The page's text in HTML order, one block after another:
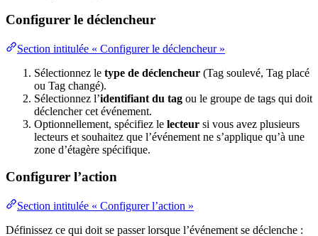
Configurer le déclencheur
Section intitulée « Configurer le déclencheur »
Sélectionnez le type de déclencheur (Tag soulevé, Tag placé
ou Tag changé).
Sélectionnez l’identifiant du tag ou le groupe de tags qui doit
déclencher cet événement.
Optionnellement, spécifiez le lecteur si vous avez plusieurs
lecteurs et souhaitez que l’événement ne s’applique qu’à une
zone d’étagère spécifique.
Configurer l’action
Section intitulée « Configurer l’action »
Définissez ce qui doit se passer lorsque l’événement se déclenche :